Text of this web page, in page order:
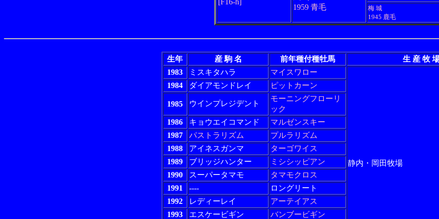
[F16-h]
1959 青毛
梅 城
1945 鹿毛
生年 産 駒 名 前年種付種牡馬
生 産 牧
1983
ミスキタハラ マイスワロー
静内・岡田牧場
1984 ダイアモンドレイ ピットカーン
1985 ウインプレジデント
モーニングフローリ
ック
1986
キョウエイコマンド
マルゼンスキー
1987
パストラリズム
プルラリズム
1988
アイネスガンマ
ターゴワイス
1989
ブリッジハンター
ミシシッピアン
1990
スーパータマモ
タマモクロス
1991
----
ロングリート
1992
レディーレイ
アーテイアス
1993
エスケービギン バンブービギン